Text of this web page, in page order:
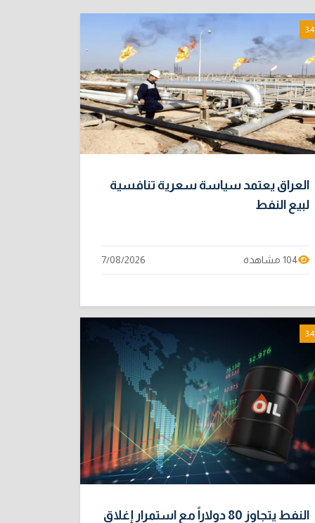
العراق يعتمد سياسة سعرية تنافسية
لبيع النفط
104 مشاهدة 7/08/2026
النفط يتجاوز 80 دولاراً مع استمرار إغلاق